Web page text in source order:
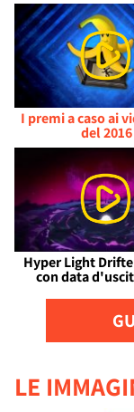
I premi a caso ai
del 2016
Hyper Light
con data
LE